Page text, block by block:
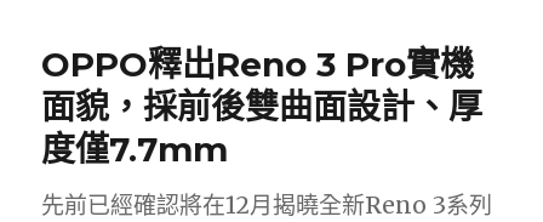
OPPO釋出Reno 3 Pro實機
面貌，採前後雙曲面設計、厚
度僅7.7mm
先前已經確認將在12月揭曉全新Reno 3系列